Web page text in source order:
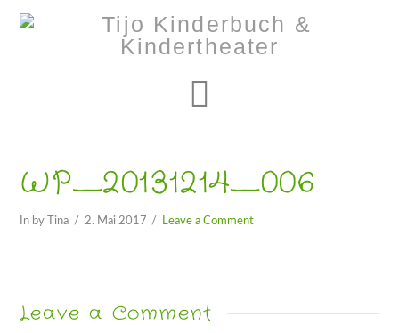
WP_20131214_006
In by Tina 2. Mai 2017 Leave a Comment
Leave a Comment